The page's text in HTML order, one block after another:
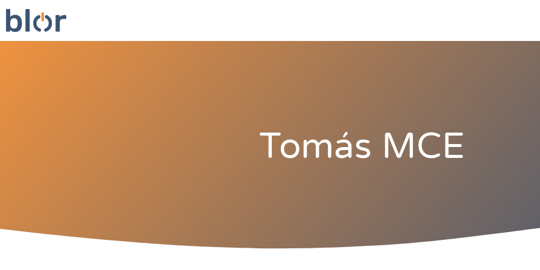
Tomás MCE